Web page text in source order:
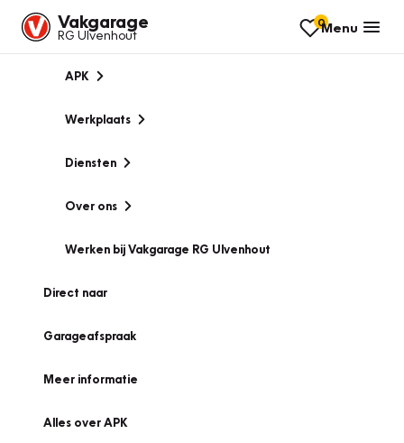
Vakgarage
RG Ulvenhout
0Menu
APK
Werkplaats
Diensten
Over ons
Werken bij Vakgarage RG Ulvenhout
Direct naar
Garageafspraak
Meer informatie
Alles over APK